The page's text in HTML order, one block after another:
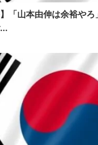
】「山本由伸は余裕や